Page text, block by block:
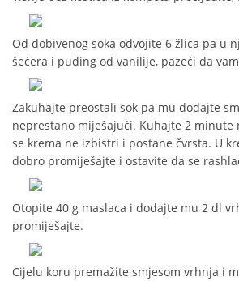
Od dobivenog soka odvojite 6 žlica pa u
šećera i puding od vanilije, pazeći da
Zakuhajte preostali sok pa mu dodajte
neprestano miješajući. Kuhajte 2 minute
se krema ne izbistri i postane čvrsta. U
dobro promiješajte i ostavite da se
Otopite 40 g maslaca i dodajte mu 2 dl
promiješajte.
Cijelu koru premažite smjesom vrhnja i